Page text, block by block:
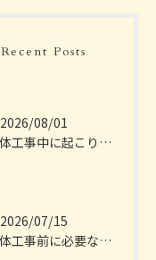
Recent Posts
2026/08/01
解体工事中に起こりやすいトラブルは？
2026/07/15
解体工事前に必要な手続きは？